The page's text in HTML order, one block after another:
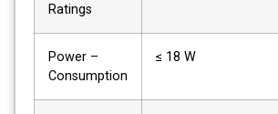
Ratings
Power –
Consumption
≤ 18 W